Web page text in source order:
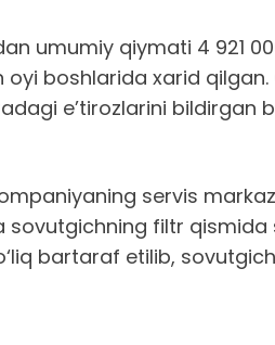
umumiy qiymati 4 921
boshlarida xarid qilgan.
e’tirozlarini bildirgan
servis
sovutgichning filtr
bartaraf etilib,